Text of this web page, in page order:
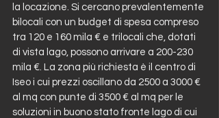
la locazione. Si cercano prevalentemente
bilocali con un budget di spesa compreso
tra 120 e 160 mila € e trilocali che, dotati
di vista lago, possono arrivare a 200-230
mila €. La zona più richiesta è il centro di
Iseo i cui prezzi oscillano da 2500 a 3000 €
al mq con punte di 3500 € al mq per le
soluzioni in buono stato fronte lago di cui